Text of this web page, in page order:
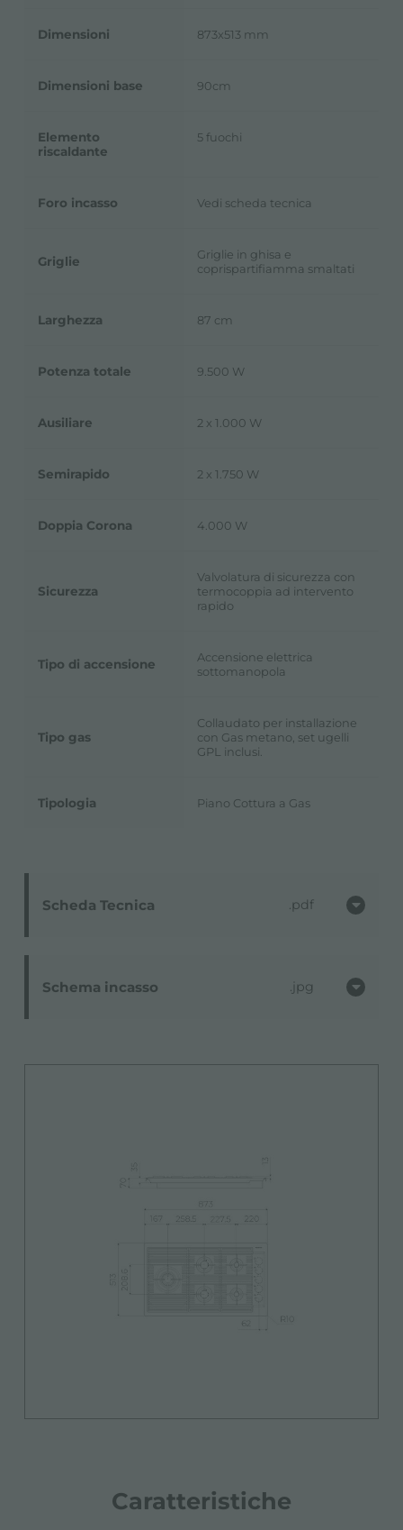
Scheda Tecnica pdf
Schema incasso jpg
Dimensioni 873x513 mm
Dimensioni base 90cm
Elemento
riscaldante
5 fuochi
Foro incasso Vedi scheda tecnica
Griglie
Griglie in ghisa e
coprispartifiamma smaltati
Larghezza 87 cm
Potenza totale 9.500 W
Ausiliare 2 x 1.000 W
Semirapido 2 x 1.750 W
Doppia Corona 4.000 W
Sicurezza
Valvolatura di sicurezza con
termocoppia ad intervento
rapido
Tipo di accensione
Accensione elettrica
sottomanopola
Tipo gas
Collaudato per installazione
con Gas metano, set ugelli
GPL inclusi.
Tipologia Piano Cottura a Gas
Caratteristiche